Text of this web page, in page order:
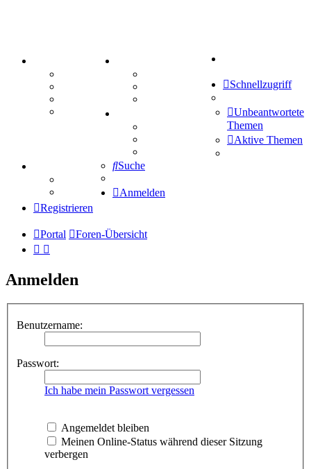
Mastodon
Treffenübersicht
Zitatesammlung
Schiffe versenken
Tipprunde
Comunio
Schnellzugriff
Unbeantwortete
Themen
Aktive Themen
Suche
Anmelden
Registrieren
Portal Foren-Übersicht
Anmelden
Benutzername:
Passwort:
Ich habe mein Passwort vergessen
Angemeldet bleiben
Meinen Online-Status während dieser Sitzung
verbergen